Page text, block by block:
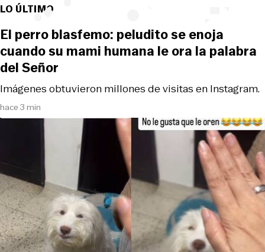
LO ÚLTIMO
hace 3 min
Imágenes obtuvieron millones de visitas en Instagram.
El perro blasfemo: peludito se enoja
cuando su mami humana le ora la palabra
del Señor